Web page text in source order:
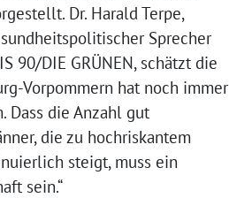
Dr. Harald Terpe,
Sprecher
90/DIE GRÜNEN, schätzt die
Vorpommern hat noch immer
Dass die Anzahl gut
die zu hochriskantem
steigt, muss ein
sein.“